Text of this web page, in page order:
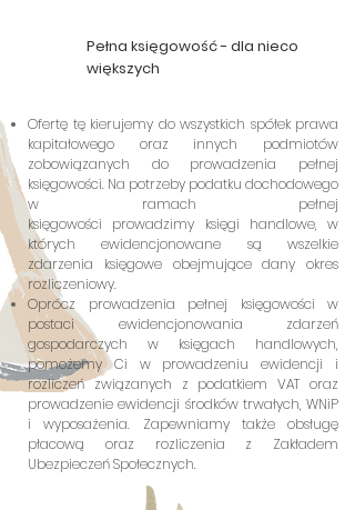
Ofertę tę kierujemy do wszystkich spółek prawa
kapitałowego oraz innych podmiotów
zobowiązanych do prowadzenia pełnej
księgowości. Na potrzeby podatku dochodowego
w ramach pełnej
księgowości prowadzimy księgi handlowe, w
których ewidencjonowane są wszelkie
zdarzenia księgowe obejmujące dany okres
rozliczeniowy.
Oprócz prowadzenia pełnej księgowości w
postaci ewidencjonowania zdarzeń
gospodarczych w księgach handlowych,
pomożemy Ci w prowadzeniu ewidencji i
rozliczeń związanych z podatkiem VAT oraz
prowadzenie ewidencji środków trwałych, WNiP
i wyposażenia. Zapewniamy także obsługę
płacową oraz rozliczenia z Zakładem
Ubezpieczeń Społecznych.
Pełna księgowość - dla nieco
większych